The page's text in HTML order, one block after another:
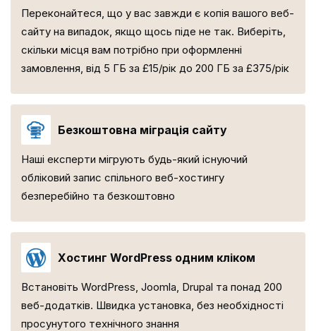
Переконайтеся, що у вас завжди є копія вашого веб-
сайту на випадок, якщо щось піде не так. Виберіть,
скільки місця вам потрібно при оформленні
замовлення, від 5 ГБ за £15/рік до 200 ГБ за £375/рік
Безкоштовна міграція сайту
Наші експерти мігрують будь-який існуючий
обліковий запис спільного веб-хостингу
безперебійно та безкоштовно
Хостинг WordPress одним кліком
Встановіть WordPress, Joomla, Drupal та понад 200
веб-додатків. Швидка установка, без необхідності
просунутого технічного знання